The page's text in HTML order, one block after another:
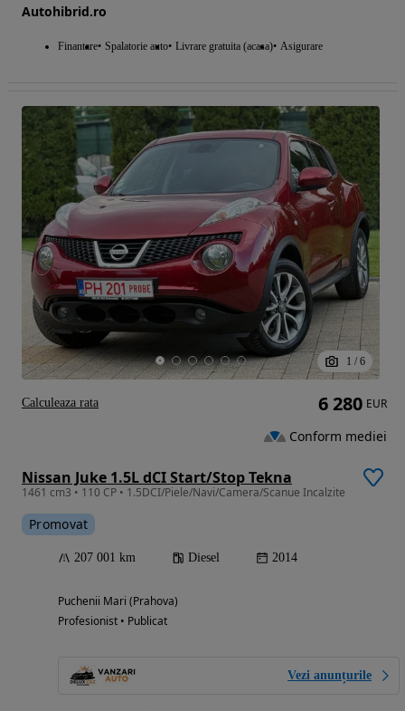
Autohibrid.ro
Finantare Spalatorie auto Livrare gratuita (acasa) Asigurare
1 / 6
Nissan Juke 1.5L dCI Start/Stop Tekna
1461 cm3 • 110 CP • 1.5DCI/Piele/Navi/Camera/Scanue Incalzite
Promovat
207 001 km Diesel 2014
Puchenii Mari (Prahova)
Profesionist • Publicat
Vezi anunțurile
6 280 EUR
Conform mediei
Calculeaza rata